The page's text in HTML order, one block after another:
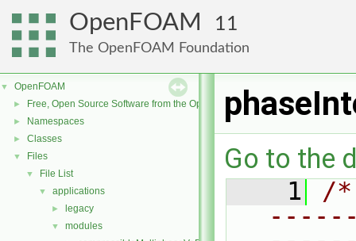
OpenFOAM 11
The OpenFOAM Foundation
▼ OpenFOAM
► Free, Open Source Software from the OpenFOAM Foundation
► Namespaces
► Classes
▼ Files
▼ File List
▼ applications
► legacy
▼ modules
Go to the
    1
/